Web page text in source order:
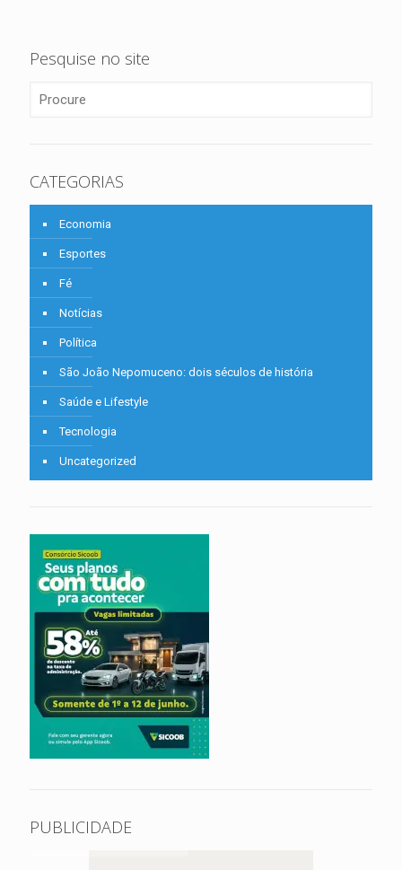
Pesquise no site
CATEGORIAS
Economia
Esportes
Fé
Notícias
Política
São João Nepomuceno: dois séculos de história
Saúde e Lifestyle
Tecnologia
Uncategorized
PUBLICIDADE